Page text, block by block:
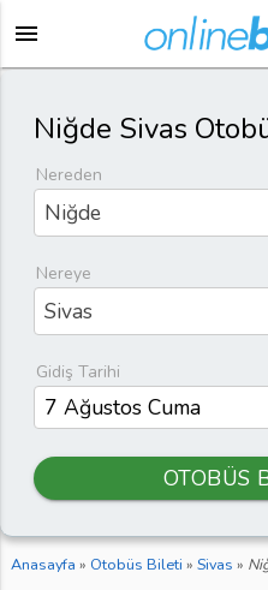
menu
Niğde Sivas
Nereden
Niğde
Nereye
Sivas
Gidiş Tarihi
OTOBÜS
Anasayfa » Otobüs Bileti » Sivas »